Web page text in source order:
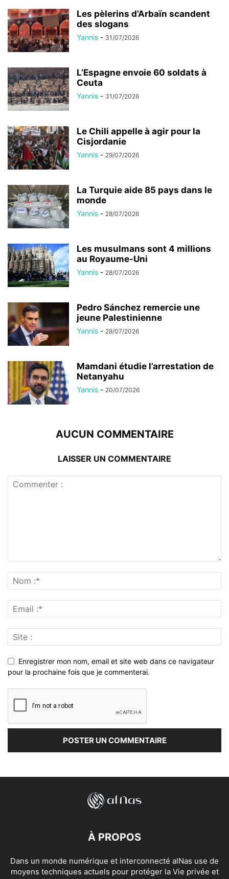
Les pèlerins d’Arbaïn scandent
des slogans
Yannis - 31/07/2026
L’Espagne envoie 60 soldats à
Ceuta
Yannis - 31/07/2026
Le Chili appelle à agir pour la
Cisjordanie
Yannis - 29/07/2026
La Turquie aide 85 pays dans le
monde
Yannis - 28/07/2026
Les musulmans sont 4 millions
au Royaume-Uni
Yannis - 28/07/2026
Pedro Sánchez remercie une
jeune Palestinienne
Yannis - 28/07/2026
Mamdani étudie l’arrestation de
Netanyahu
Yannis - 20/07/2026
AUCUN COMMENTAIRE
LAISSER UN COMMENTAIRE
Enregistrer mon nom, email et site web dans ce navigateur
pour la prochaine fois que je commenterai.
À PROPOS
Dans un monde numérique et interconnecté alNas use de
moyens techniques actuels pour protéger la Vie privée et